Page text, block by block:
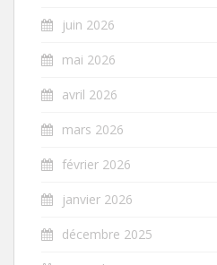
juin 2026
mai 2026
avril 2026
mars 2026
février 2026
janvier 2026
décembre 2025